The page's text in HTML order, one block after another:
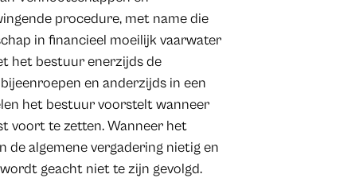
procedure, met name die
in financieel moeilijk vaarwater
het bestuur enerzijds de
en anderzijds in een
het bestuur voorstelt wanneer
voort te zetten. Wanneer het
de algemene vergadering nietig en
geacht niet te zijn gevolgd.